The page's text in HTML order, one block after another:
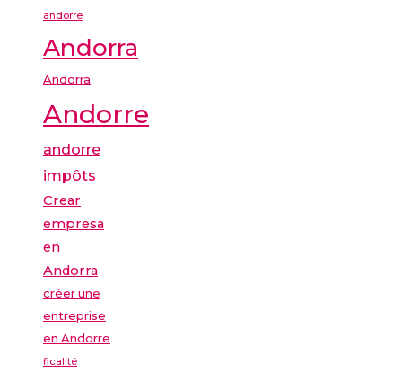
andorre
Andorra
Andorra
Andorre
andorre
impôts
Crear
empresa
en
Andorra
créer une
entreprise
en Andorre
ficalité